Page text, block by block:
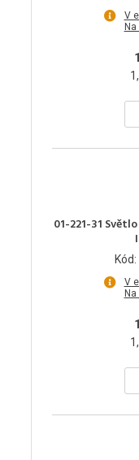
V
01-221-31
V